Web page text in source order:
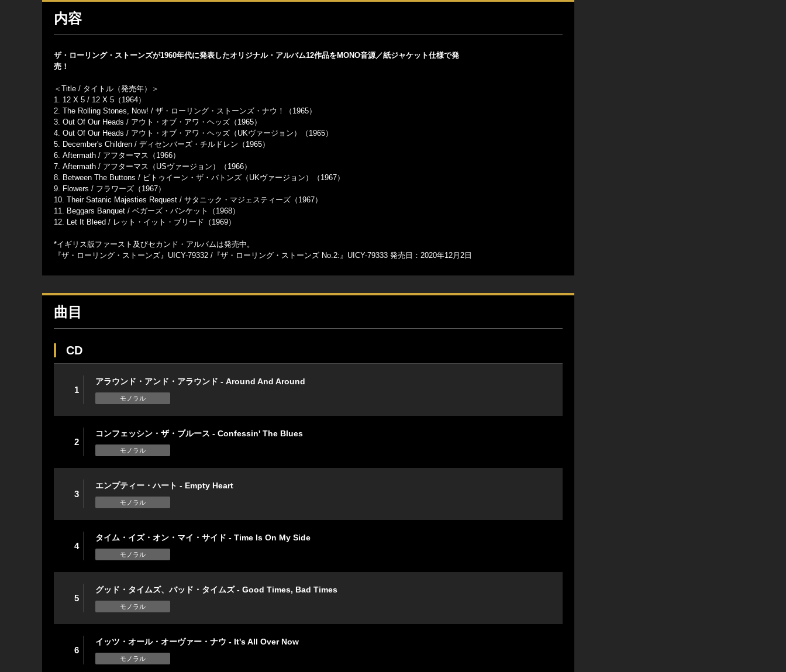
内容
ザ・ローリング・ストーンズが1960年代に発表したオリジナル・アルバム12作品をMONO音源／紙ジャケット仕様で発
売！
＜Title / タイトル（発売年）＞
1. 12 X 5 / 12 X 5（1964）
2. The Rolling Stones, Now! / ザ・ローリング・ストーンズ・ナウ！（1965）
3. Out Of Our Heads / アウト・オブ・アワ・ヘッズ（1965）
4. Out Of Our Heads / アウト・オブ・アワ・ヘッズ（UKヴァージョン）（1965）
5. December's Children / ディセンバーズ・チルドレン（1965）
6. Aftermath / アフターマス（1966）
7. Aftermath / アフターマス（USヴァージョン）（1966）
8. Between The Buttons / ビトゥイーン・ザ・バトンズ（UKヴァージョン）（1967）
9. Flowers / フラワーズ（1967）
10. Their Satanic Majesties Request / サタニック・マジェスティーズ（1967）
11. Beggars Banquet / ベガーズ・バンケット（1968）
12. Let It Bleed / レット・イット・ブリード（1969）
*イギリス版ファースト及びセカンド・アルバムは発売中。
『ザ・ローリング・ストーンズ』UICY-79332 /『ザ・ローリング・ストーンズ No.2:』UICY-79333 発売日：2020年12月2日
曲目
CD
1
アラウンド・アンド・アラウンド - Around And Around
モノラル
2
コンフェッシン・ザ・ブルース - Confessin' The Blues
モノラル
3
エンプティー・ハート - Empty Heart
モノラル
4
タイム・イズ・オン・マイ・サイド - Time Is On My Side
モノラル
5
グッド・タイムズ、バッド・タイムズ - Good Times, Bad Times
モノラル
6
イッツ・オール・オーヴァー・ナウ - It's All Over Now
モノラル